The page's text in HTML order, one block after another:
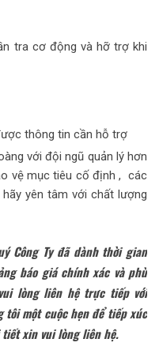
tra cơ động và hỡ trợ khi
thông tin cần hỗ trợ
với đội ngũ quản lý hơn
vệ mục tiêu cố định , các
yên tâm với chất lượng
Công Ty đã dành thời gian
báo giá chính xác và phù
lòng liên hệ trực tiếp với
tôi một cuộc hẹn để tiếp xúc
xin vui lòng liên hệ.